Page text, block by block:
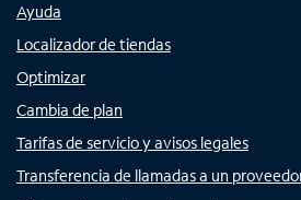
Ayuda
Localizador de tiendas
Optimizar
Cambia de plan
Tarifas de servicio y avisos legales
Transferencia de llamadas a un